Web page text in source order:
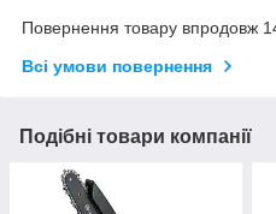
Повернення товару впродовж
Всі умови повернення
Подібні товари компанії